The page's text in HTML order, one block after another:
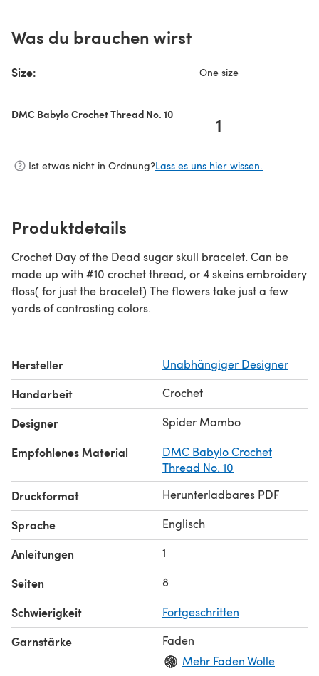
Was du brauchen wirst
Size: One size
DMC Babylo Crochet Thread No. 10 1
Ist etwas nicht in Ordnung?Lass es uns hier wissen.
Produktdetails
Crochet Day of the Dead sugar skull bracelet. Can be
made up with #10 crochet thread, or 4 skeins embroidery
floss( for just the bracelet) The flowers take just a few
yards of contrasting colors.
Hersteller Unabhängiger Designer
Handarbeit Crochet
Designer Spider Mambo
Empfohlenes Material
DMC Babylo Crochet
Thread No. 10
Druckformat Herunterladbares PDF
Sprache Englisch
Anleitungen 1
Seiten 8
Schwierigkeit Fortgeschritten
Garnstärke
Faden
Mehr Faden Wolle